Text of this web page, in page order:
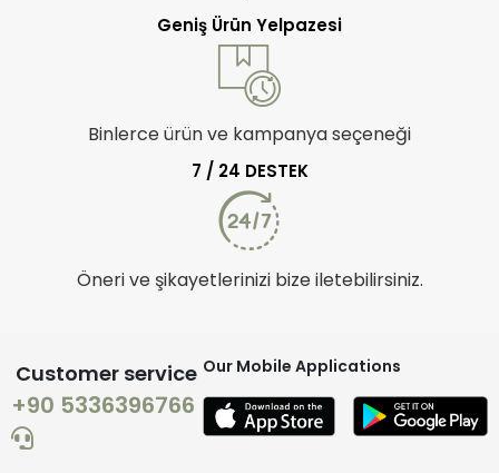
Geniş Ürün Yelpazesi
Binlerce ürün ve kampanya seçeneği
7 / 24 DESTEK
Öneri ve şikayetlerinizi bize iletebilirsiniz.
Customer service
+90 5336396766
Our Mobile Applications